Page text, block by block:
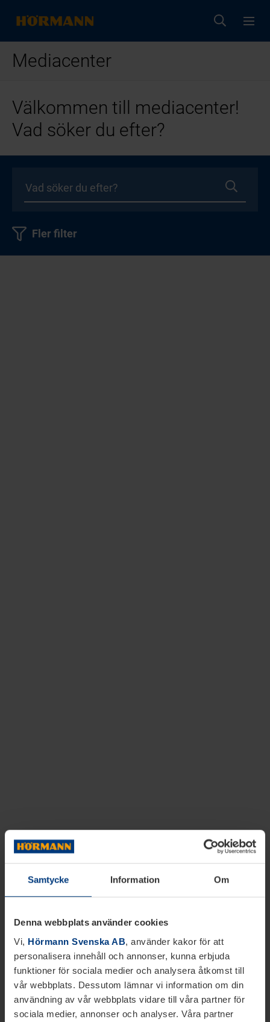
Samtycke Information Om
Denna webbplats använder cookies
Vi, Hörmann Svenska AB, använder kakor för att
personalisera innehåll och annonser, kunna erbjuda
funktioner för sociala medier och analysera åtkomst till
vår webbplats. Dessutom lämnar vi information om din
användning av vår webbplats vidare till våra partner för
sociala medier, annonser och analyser. Våra partner
Mediacenter
Välkommen till mediacenter!
Vad söker du efter?
Fler filter